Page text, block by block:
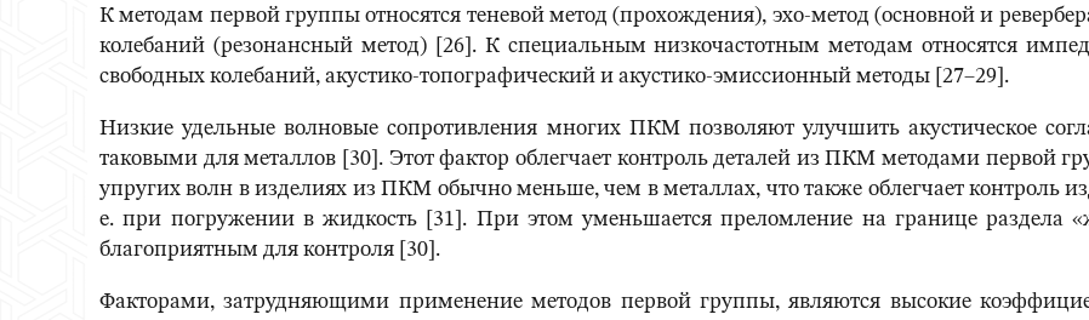
К методам первой группы относятся теневой метод (прохождения), эхо-метод (основной и
колебаний (резонансный метод) [26]. К специальным низкочастотным методам относятся
свободных колебаний, акустико-топографический и акустико-эмиссионный методы [27–29].
Низкие удельные волновые сопротивления многих ПКМ позволяют улучшить акустическое
таковыми для металлов [30]. Этот фактор облегчает контроль деталей из ПКМ методами первой
упругих волн в изделиях из ПКМ обычно меньше, чем в металлах, что также облегчает контроль
е. при погружении в жидкость [31]. При этом уменьшается преломление на границе раздела
благоприятным для контроля [30].
Факторами, затрудняющими применение методов первой группы, являются высокие